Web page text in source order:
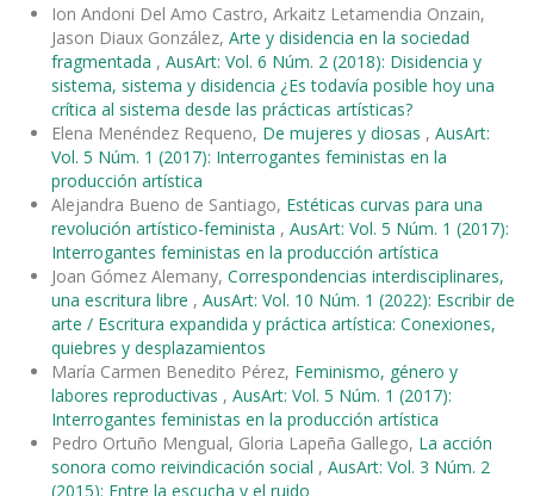
Ion Andoni Del Amo Castro, Arkaitz Letamendia Onzain,
Jason Diaux González, Arte y disidencia en la sociedad
fragmentada , AusArt: Vol. 6 Núm. 2 (2018): Disidencia y
sistema, sistema y disidencia ¿Es todavía posible hoy una
crítica al sistema desde las prácticas artísticas?
Elena Menéndez Requeno, De mujeres y diosas , AusArt:
Vol. 5 Núm. 1 (2017): Interrogantes feministas en la
producción artística
Alejandra Bueno de Santiago, Estéticas curvas para una
revolución artístico-feminista , AusArt: Vol. 5 Núm. 1 (2017):
Interrogantes feministas en la producción artística
Joan Gómez Alemany, Correspondencias interdisciplinares,
una escritura libre , AusArt: Vol. 10 Núm. 1 (2022): Escribir de
arte / Escritura expandida y práctica artística: Conexiones,
quiebres y desplazamientos
María Carmen Benedito Pérez, Feminismo, género y
labores reproductivas , AusArt: Vol. 5 Núm. 1 (2017):
Interrogantes feministas en la producción artística
Pedro Ortuño Mengual, Gloria Lapeña Gallego, La acción
sonora como reivindicación social , AusArt: Vol. 3 Núm. 2
(2015): Entre la escucha y el ruido